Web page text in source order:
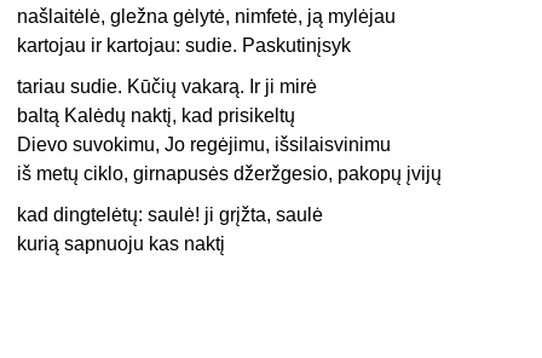
našlaitėlė, gležna gėlytė, nimfetė, ją mylėjau
kartojau ir kartojau: sudie. Paskutinįsyk
tariau sudie. Kūčių vakarą. Ir ji mirė
baltą Kalėdų naktį, kad prisikeltų
Dievo suvokimu, Jo regėjimu, išsilaisvinimu
iš metų ciklo, girnapusės džeržgesio, pakopų įvijų
kad dingtelėtų: saulė! ji grįžta, saulė
kurią sapnuoju kas naktį